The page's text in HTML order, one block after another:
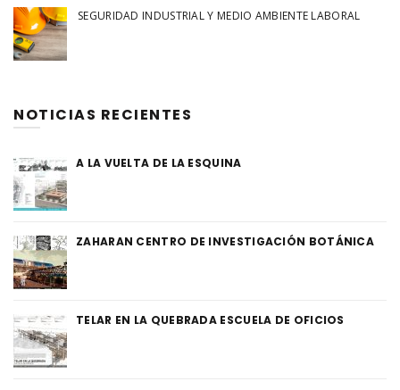
SEGURIDAD INDUSTRIAL Y MEDIO AMBIENTE LABORAL
NOTICIAS RECIENTES
A LA VUELTA DE LA ESQUINA
ZAHARAN CENTRO DE INVESTIGACIÓN BOTÁNICA
TELAR EN LA QUEBRADA ESCUELA DE OFICIOS